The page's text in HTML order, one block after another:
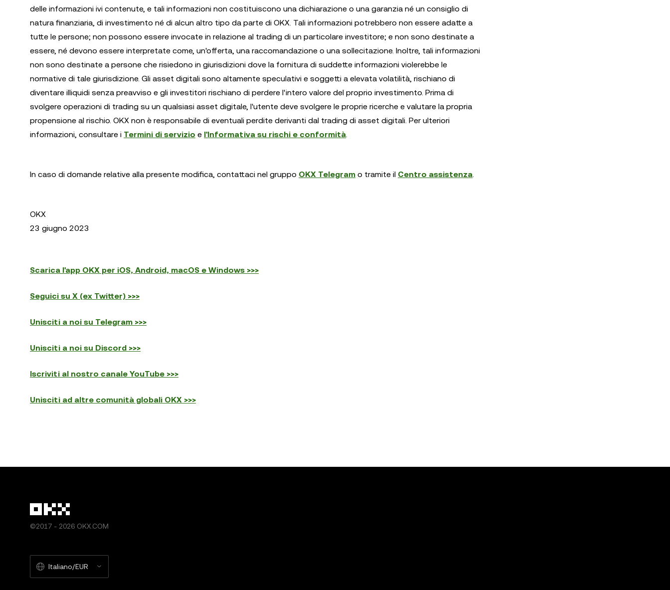
delle informazioni ivi contenute, e tali informazioni non costituiscono una dichiarazione o una garanzia né un consiglio di
natura finanziaria, di investimento né di alcun altro tipo da parte di OKX. Tali informazioni potrebbero non essere adatte a
tutte le persone; non possono essere invocate in relazione al trading di un particolare investitore; e non sono destinate a
essere, né devono essere interpretate come, un'offerta, una raccomandazione o una sollecitazione. Inoltre, tali informazioni
non sono destinate a persone che risiedono in giurisdizioni dove la fornitura di suddette informazioni violerebbe le
normative di tale giurisdizione. Gli asset digitali sono altamente speculativi e soggetti a elevata volatilità, rischiano di
diventare illiquidi senza preavviso e gli investitori rischiano di perdere l'intero valore del proprio investimento. Prima di
svolgere operazioni di trading su un qualsiasi asset digitale, l'utente deve svolgere le proprie ricerche e valutare la propria
propensione al rischio. OKX non è responsabile di eventuali perdite derivanti dal trading di asset digitali. Per ulteriori
informazioni, consultare i Termini di servizio e l'Informativa su rischi e conformità.
In caso di domande relative alla presente modifica, contattaci nel gruppo OKX Telegram o tramite il Centro assistenza.
OKX
23 giugno 2023
Scarica l'app OKX per iOS, Android, macOS e Windows >>>
Seguici su X (ex Twitter) >>>
Unisciti a noi su Telegram >>>
Unisciti a noi su Discord >>>
Iscriviti al nostro canale YouTube >>>
Unisciti ad altre comunità globali OKX >>>
©2017 - 2026 OKX.COM
Italiano/EUR